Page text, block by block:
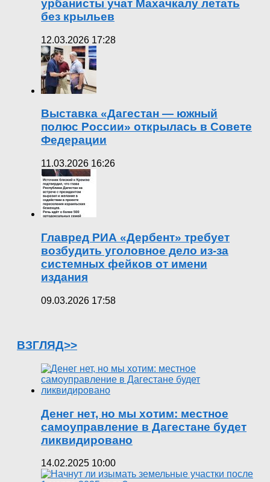
урбанисты учат Махачкалу летать
без крыльев
12.03.2026 17:28
Выставка «Дагестан — южный
полюс России» открылась в Совете
Федерации
11.03.2026 16:26
Главред РИА «Дербент» требует
возбудить уголовное дело из-за
системных фейков от имени
издания
09.03.2026 17:58
ВЗГЛЯД>>
Денег нет, но мы хотим: местное
самоуправление в Дагестане будет
ликвидировано
14.02.2025 10:00